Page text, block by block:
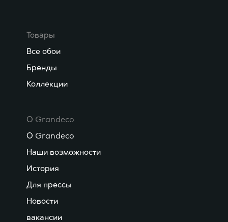
Товары
Все обои
Бренды
Коллекции
О Grandeco
О Grandeco
Наши возможности
История
Для прессы
Новости
вакансии